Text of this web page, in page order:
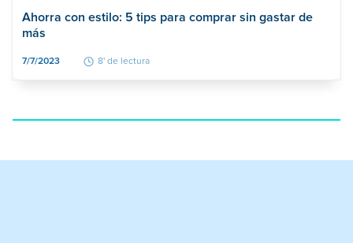
Ahorra con estilo: 5 tips para comprar sin gastar de
más
7/7/2023 8' de lectura